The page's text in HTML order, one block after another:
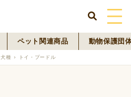
HOME
ペット関連商品 動物保護団
犬種 トイ・プードル